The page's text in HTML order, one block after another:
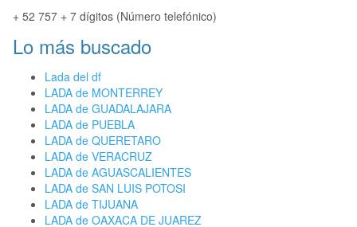
+ 52 757 + 7 dígitos (Número telefónico)
Lo más buscado
Lada del df
LADA de MONTERREY
LADA de GUADALAJARA
LADA de PUEBLA
LADA de QUERETARO
LADA de VERACRUZ
LADA de AGUASCALIENTES
LADA de SAN LUIS POTOSI
LADA de TIJUANA
LADA de OAXACA DE JUAREZ